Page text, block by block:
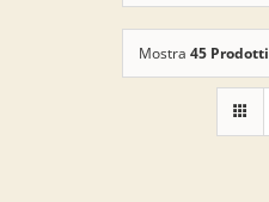
Mostra 45 Prodotti